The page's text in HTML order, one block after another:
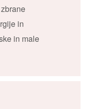
in
in male